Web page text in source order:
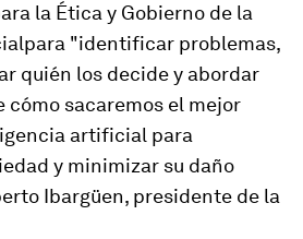
la Ética y Gobierno de la
para "identificar problemas,
quién los decide y abordar
cómo sacaremos el mejor
artificial para
y minimizar su daño
Ibargüen, presidente de la